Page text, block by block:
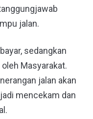
jalan.
sedangkan
Masyarakat.
jalan akan
mencekam dan